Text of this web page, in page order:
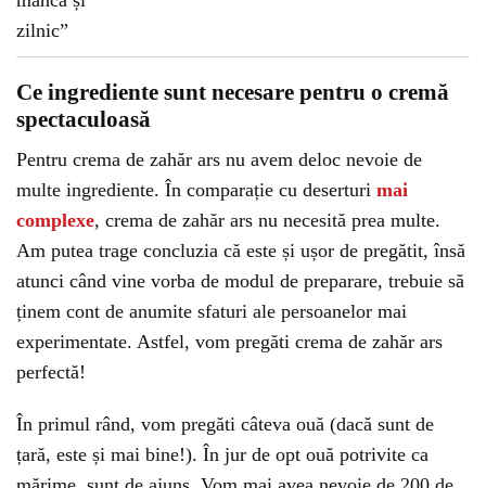
Ce ingrediente sunt necesare pentru o cremă
spectaculoasă
Pentru crema de zahăr ars nu avem deloc nevoie de
multe ingrediente. În comparație cu deserturi mai
complexe, crema de zahăr ars nu necesită prea multe.
Am putea trage concluzia că este și ușor de pregătit, însă
atunci când vine vorba de modul de preparare, trebuie să
ținem cont de anumite sfaturi ale persoanelor mai
experimentate. Astfel, vom pregăti crema de zahăr ars
perfectă!
În primul rând, vom pregăti câteva ouă (dacă sunt de
țară, este și mai bine!). În jur de opt ouă potrivite ca